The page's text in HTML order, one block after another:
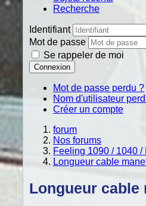
Recherche
Identifiant
Mot de passe
Se rappeler de moi
Connexion
Mot de passe perdu ?
Nom d'utilisateur
Créer un compte
forum
Nos forums
Feeling 1090 / 1040 /
Longueur cable
Longueur cable